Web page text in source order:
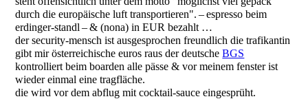
durch die europäische luft transportieren". – espresso beim
erdinger-standl – & (nona) in EUR bezahlt …
der security-mensch ist ausgesprochen freundlich die trafikantin
gibt mir österreichische euros raus der deutscheBGS
kontrolliert beim boarden alle pässe & vor meinem fenster ist
wieder einmal eine tragfläche.
die wird vor dem abflug mit cocktail-sauce eingesprüht.